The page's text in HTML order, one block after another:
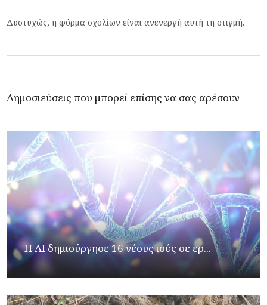
Δυστυχώς, η φόρμα σχολίων είναι ανενεργή αυτή τη στιγμή.
Δημοσιεύσεις που μπορεί επίσης να σας αρέσουν
H AI δημιούργησε 16 νέους ιούς σε ερ...